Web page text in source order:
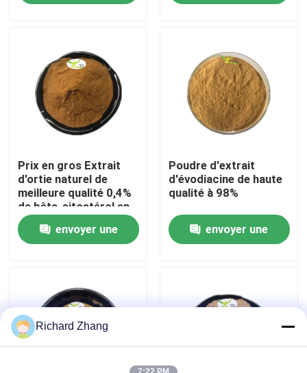
À propos de nous
Visite de l'usine
Nous contacter
Demandez un devis
Poudre superbe de nourriture
Matières premières cosmétiques
1200/2400 GDU
Prix en gros Extrait
d'ortie naturel de
meilleure qualité 0,4%
de bêta-sitostérol en
poudre
envoyer une
Poudre d'extrait
d'évodiacine de haute
qualité à 98%
envoyer une
Richard Zhang